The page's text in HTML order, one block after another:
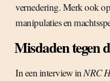
vernedering. Merk ook
manipulaties en
Misdaden tegen
In een interview inNRC